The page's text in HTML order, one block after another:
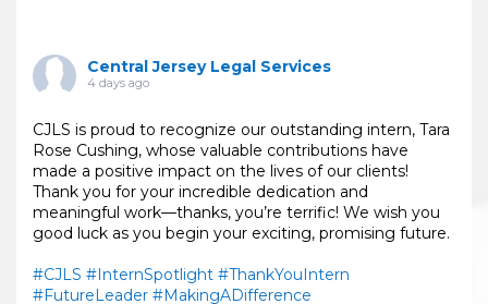
Central Jersey Legal Services
4 days ago
CJLS is proud to recognize our outstanding intern, Tara
Rose Cushing, whose valuable contributions have
made a positive impact on the lives of our clients!
Thank you for your incredible dedication and
meaningful work—thanks, you’re terrific! We wish you
good luck as you begin your exciting, promising future.
#CJLS #InternSpotlight #ThankYouIntern
#FutureLeader #MakingADifference